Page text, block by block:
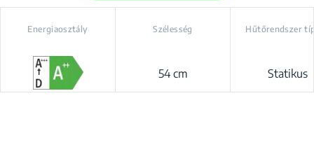
Energiaosztály Szélesség
54 cm
Hűtőrendszer
Statikus